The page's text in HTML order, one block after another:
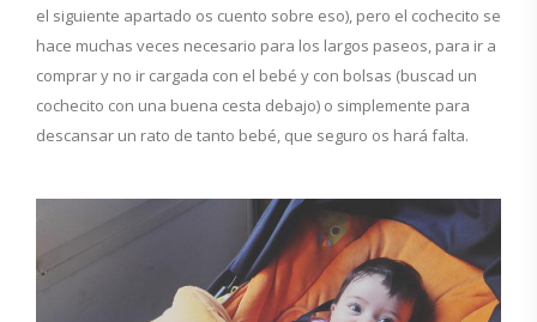
el siguiente apartado os cuento sobre eso), pero el cochecito se
hace muchas veces necesario para los largos paseos, para ir a
comprar y no ir cargada con el bebé y con bolsas (buscad un
cochecito con una buena cesta debajo) o simplemente para
descansar un rato de tanto bebé, que seguro os hará falta.